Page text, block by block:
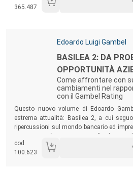
365.487
Autori:
Edoardo Luigi Gambel
Titolo:
BASILEA 2: DA
OPPORTUNITÀ
Come affrontare con
cambiamenti nel
con il Gambel Rating
Questo nuovo volume di Edoardo
estrema attualità: Basilea 2, a cui
ripercussioni sul mondo bancario ed
i propri punti di forza e confrontarsi con le
cod.
100.623